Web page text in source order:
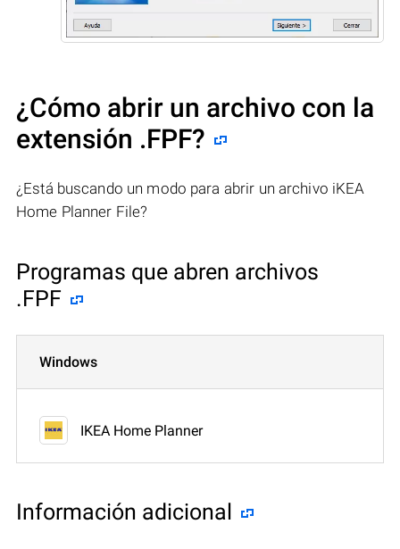
¿Cómo abrir un archivo con la
extensión .FPF?
¿Está buscando un modo para abrir un archivo iKEA
Home Planner File?
Programas que abren archivos
.FPF
Windows
IKEA Home Planner
Información adicional